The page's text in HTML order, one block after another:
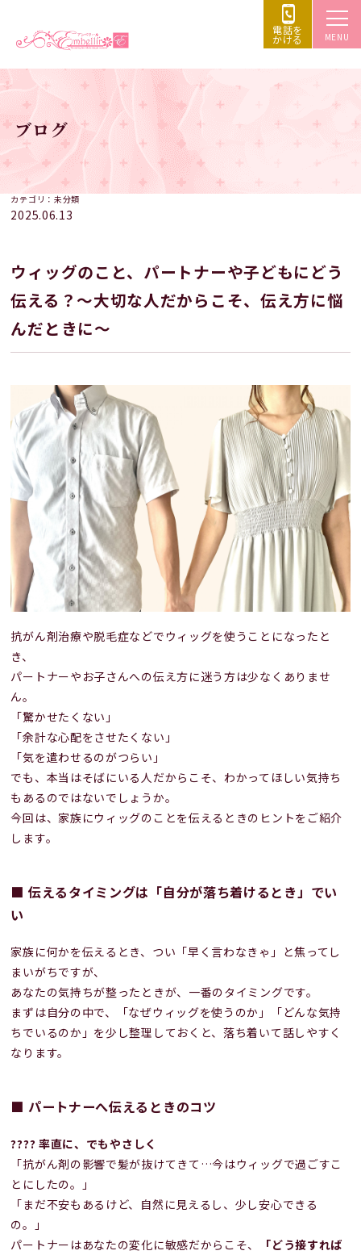
MENU
電話を
かける
ブログ
カテゴリ：未分類
2025.06.13
ウィッグのこと、パートナーや子どもにどう
伝える？〜大切な人だからこそ、伝え方に悩
んだときに〜
抗がん剤治療や脱毛症などでウィッグを使うことになったと
き、
パートナーやお子さんへの伝え方に迷う方は少なくありませ
ん。
「驚かせたくない」
「余計な心配をさせたくない」
「気を遣わせるのがつらい」
でも、本当はそばにいる人だからこそ、わかってほしい気持ち
もあるのではないでしょうか。
今回は、家族にウィッグのことを伝えるときのヒントをご紹介
します。
■ 伝えるタイミングは「自分が落ち着けるとき」でい
い
家族に何かを伝えるとき、つい「早く言わなきゃ」と焦ってし
まいがちですが、
あなたの気持ちが整ったときが、一番のタイミングです。
まずは自分の中で、「なぜウィッグを使うのか」「どんな気持
ちでいるのか」を少し整理しておくと、落ち着いて話しやすく
なります。
■ パートナーへ伝えるときのコツ
???? 率直に、でもやさしく
「抗がん剤の影響で髪が抜けてきて…今はウィッグで過ごすこ
とにしたの。」
「まだ不安もあるけど、自然に見えるし、少し安心できる
の。」
パートナーはあなたの変化に敏感だからこそ、
「どう接すれば